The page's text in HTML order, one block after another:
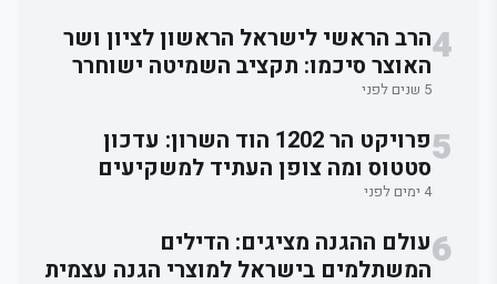
4הרב הראשי לישראל הראשון לציון ושר
האוצר סיכמו: תקציב השמיטה ישוחרר
לאלתר.
5 שנים לפני
5
פרויקט הר 1202 הוד השרון: עדכון
סטטוס ומה צופן העתיד למשקיעים
4 ימים לפני
6עולם ההגנה מציגים: הדילים
המשתלמים בישראל למוצרי הגנה עצמית